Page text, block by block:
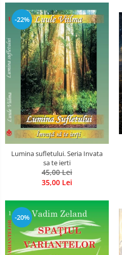
-22%
Lumina sufletului. Seria Invata
sa te ierti
45,00 Lei
35,00 Lei
-20%